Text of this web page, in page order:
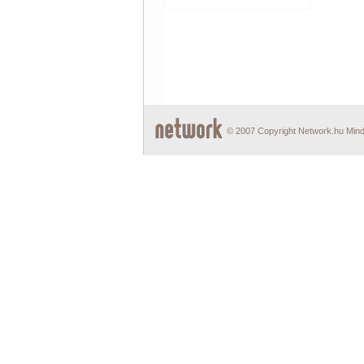
© 2007 Copyright Network.hu